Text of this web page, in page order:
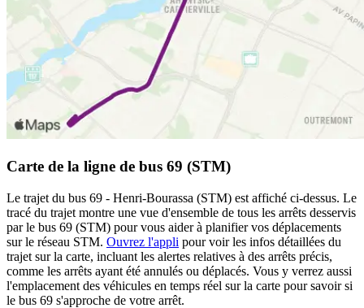
Carte de la ligne de bus 69 (STM)
Le trajet du bus 69 - Henri-Bourassa (STM) est affiché ci-dessus. Le
tracé du trajet montre une vue d'ensemble de tous les arrêts desservis
par le bus 69 (STM) pour vous aider à planifier vos déplacements
sur le réseau STM. Ouvrez l'appli pour voir les infos détaillées du
trajet sur la carte, incluant les alertes relatives à des arrêts précis,
comme les arrêts ayant été annulés ou déplacés. Vous y verrez aussi
l'emplacement des véhicules en temps réel sur la carte pour savoir si
le bus 69 s'approche de votre arrêt.